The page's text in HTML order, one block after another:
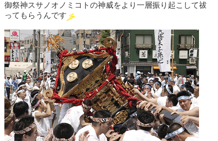
御祭神スサノオノミコトの神威をより一層振り起こして祓
ってもらうんです